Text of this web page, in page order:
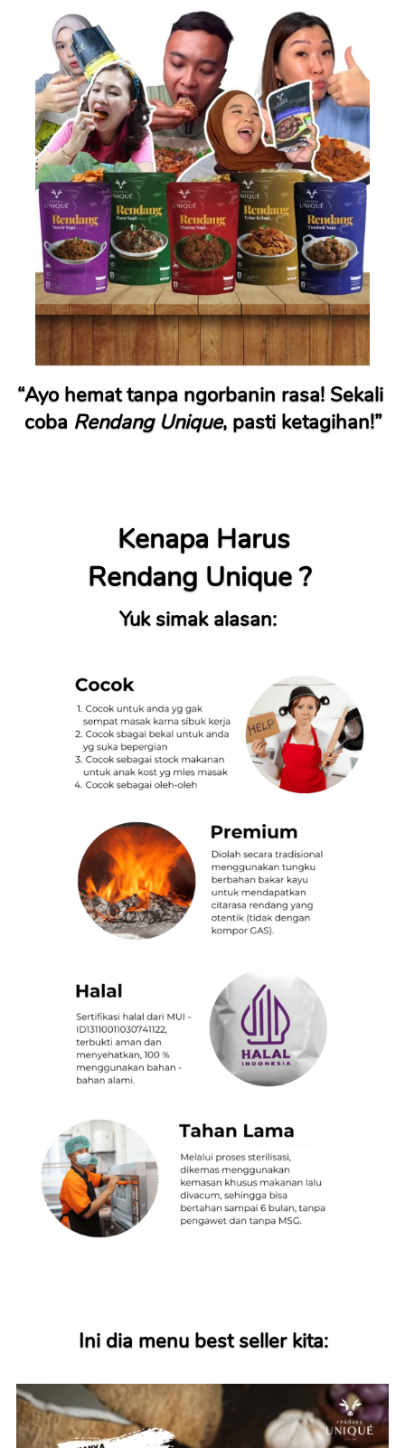
“Ayo hemat tanpa ngorbanin rasa! Sekali
coba Rendang Unique, pasti ketagihan!”
Kenapa Harus
Rendang Unique ?
Yuk simak alasan:
Ini dia menu best seller kita: